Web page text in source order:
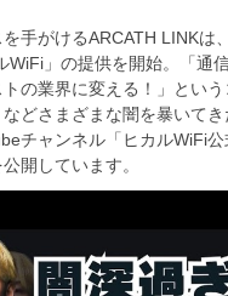
手がけるARCATH LINKは
WiFi」の提供を開始。「通
の業界に変える！」という
などさまざまな闇を暴いて
チャンネル「ヒカルWiFi公
開しています。